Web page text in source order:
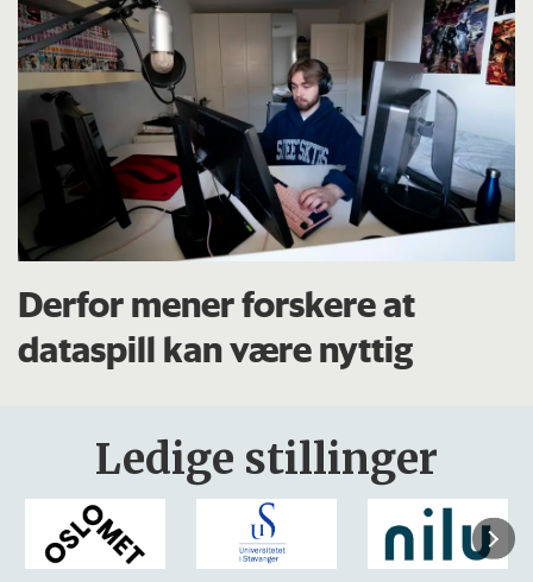
Derfor mener forskere at
dataspill kan være nyttig
Ledige stillinger